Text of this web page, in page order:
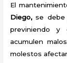
El
Diego,se debe
previniendo y
acumulen
molestos